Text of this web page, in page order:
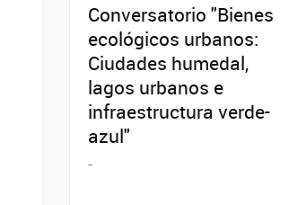
Conversatorio "Bienes
ecológicos urbanos:
Ciudades humedal,
lagos urbanos e
infraestructura verde-
azul"
-